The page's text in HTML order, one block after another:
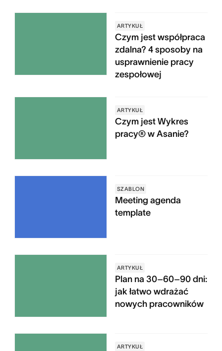
ARTYKUŁ
Czym jest współpraca
zdalna? 4 sposoby na
usprawnienie pracy
zespołowej
ARTYKUŁ
Czym jest Wykres
pracy® w Asanie?
SZABLON
Meeting agenda
template
ARTYKUŁ
Plan na 30–60–90 dni:
jak łatwo wdrażać
nowych pracowników
ARTYKUŁ